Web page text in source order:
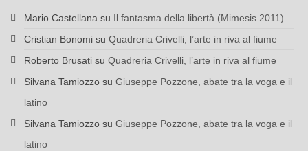
Mario Castellana su Il fantasma della libertà (Mimesis 2011)
Cristian Bonomi su Quadreria Crivelli, l’arte in riva al fiume
Roberto Brusati su Quadreria Crivelli, l’arte in riva al fiume
Silvana Tamiozzo su Giuseppe Pozzone, abate tra la voga e il
latino
Silvana Tamiozzo su Giuseppe Pozzone, abate tra la voga e il
latino